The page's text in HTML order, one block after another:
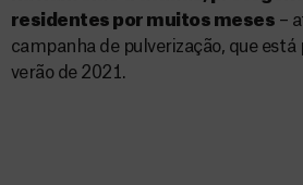
residentes por muitos meses –
campanha de pulverização, que
verão de 2021.